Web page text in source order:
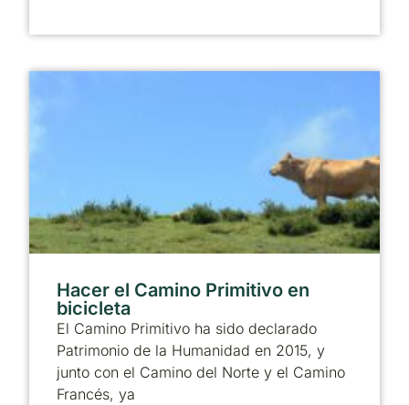
Hacer el Camino Primitivo en
bicicleta
El Camino Primitivo ha sido declarado
Patrimonio de la Humanidad en 2015, y
junto con el Camino del Norte y el Camino
Francés, ya